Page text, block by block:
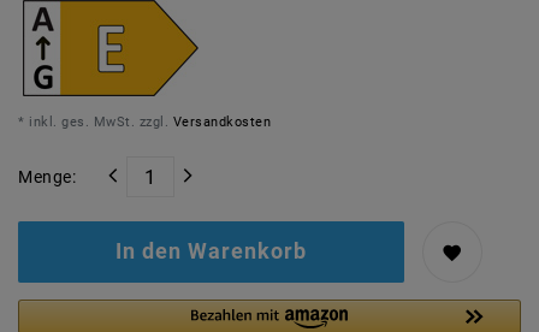
* inkl. ges. MwSt. zzgl. Versandkosten
Menge:
In den Warenkorb